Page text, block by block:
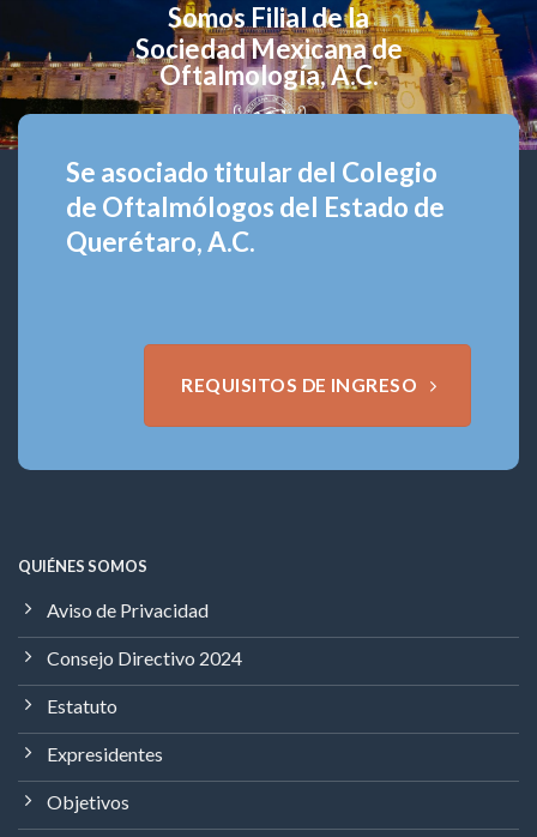
Somos Filial de la
Sociedad Mexicana de
Oftalmología, A.C.
Se asociado titular del Colegio
de Oftalmólogos del Estado de
Querétaro, A.C.
REQUISITOS DE INGRESO
QUIÉNES SOMOS
Aviso de Privacidad
Consejo Directivo 2024
Estatuto
Expresidentes
Objetivos